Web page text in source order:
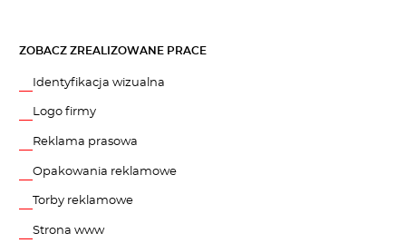
ZOBACZ ZREALIZOWANE PRACE
Identyfikacja wizualna
Logo firmy
Reklama prasowa
Opakowania reklamowe
Torby reklamowe
Strona www